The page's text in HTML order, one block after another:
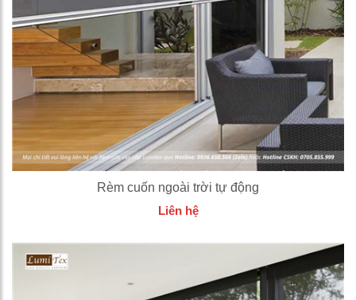
Rèm cuốn ngoài trời tự động
Liên hệ